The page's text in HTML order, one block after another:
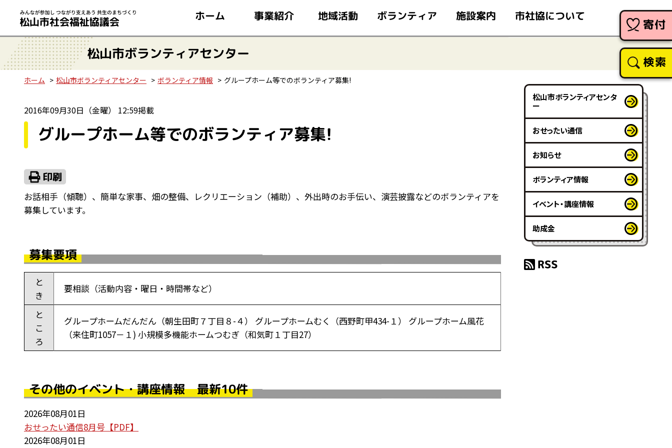
ホーム 事業紹介 地域活動 ボランティア 施設案内 市社協について
寄付
検索
松山市ボランティアセンター
ホーム 松山市ボランティアセンター ボランティア情報 グループホーム等でのボランティア募集!
2016年09月30日（金曜） 12:59掲載
グループホーム等でのボランティア募集!
お話相手（傾聴）、簡単な家事、畑の整備、レクリエーション（補助）、外出時のお手伝い、演芸披露などのボランティアを
募集しています。
募集要項
と
き
要相談（活動内容・曜日・時間帯など）
と
こ
ろ
グループホームだんだん（朝生田町７丁目８-４） グループホームむく（西野町甲434-１） グループホーム風花
（来住町1057－１) 小規模多機能ホームつむぎ（和気町１丁目27）
その他のイベント・講座情報 最新10件
2026年08月01日
おせったい通信8月号【PDF】
2026年08月01日
松山市ボランティアセンタ
ー
おせったい通信
お知らせ
ボランティア情報
イベント・講座情報
助成金